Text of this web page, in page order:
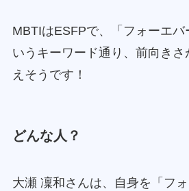
MBTIはESFPで、「フォーエバ
いうキーワード通り、前向き
えそうです！
どんな人？
大瀬 凜和さんは、自身を「フ